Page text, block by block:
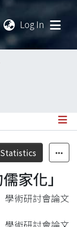
Log In
Statistics
家化」
學術研討會論文